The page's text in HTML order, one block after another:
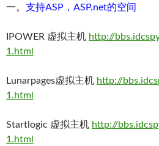
一。 支持ASP，ASP.net的空间
IPOWER 虚拟主机 http://
1.html
Lunarpages虚拟主机 http://
1.html
Startlogic 虚拟主机 http://
1.html